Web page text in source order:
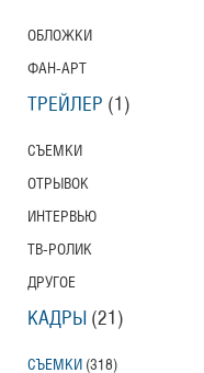
ОБЛОЖКИ
ФАН-АРТ
ТРЕЙЛЕР (1)
СЪЕМКИ
ОТРЫВОК
ИНТЕРВЬЮ
ТВ-РОЛИК
ДРУГОЕ
КАДРЫ (21)
СЪЕМКИ (318)